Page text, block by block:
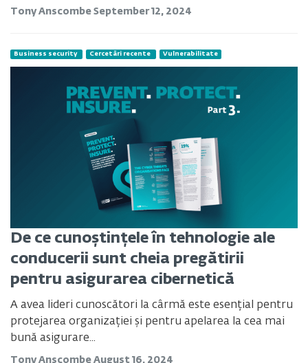
Tony Anscombe September 12, 2024
Business security Cercetări recente Vulnerabilitate
De ce cunoștințele în tehnologie ale
conducerii sunt cheia pregătirii
pentru asigurarea cibernetică
A avea lideri cunoscători la cârmă este esențial pentru
protejarea organizației și pentru apelarea la cea mai
bună asigurare...
Tony Anscombe August 16, 2024